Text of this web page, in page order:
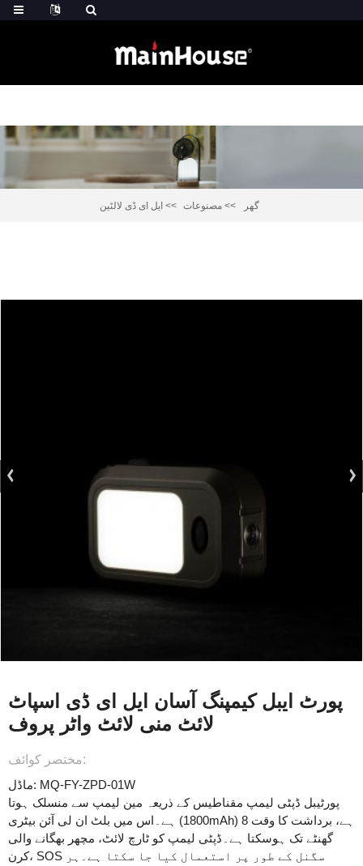
گھر مصنوعات ایل ای ڈی لالٹین
پورٹ ایبل کیمپنگ آسان ایل ای ڈی اسپاٹ
لائٹ منی لائٹ واٹر پروف
مختصر کوائف:
ماڈل: MQ-FY-ZPD-01W
پورٹیبل ڈپٹی لیمپ مقناطیس کے ذریعہ مین لیمپ سے منسلک ہوتا
ہے۔اس میں بلٹ ان لی آئن بیٹری (1800mAh) ہے، برداشت کا وقت 8
گھنٹے تک ہوسکتا ہے۔ڈپٹی لیمپ کو ٹارچ لائٹ، مچھر بھگانے والی
کرن، SOS سگنل کے طور پر استعمال کیا جا سکتا ہے۔ہر